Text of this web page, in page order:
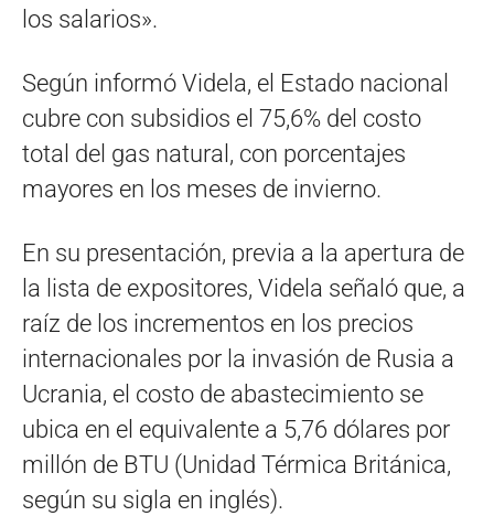
los salarios».
Según informó Videla, el Estado nacional
cubre con subsidios el 75,6% del costo
total del gas natural, con porcentajes
mayores en los meses de invierno.
En su presentación, previa a la apertura de
la lista de expositores, Videla señaló que, a
raíz de los incrementos en los precios
internacionales por la invasión de Rusia a
Ucrania, el costo de abastecimiento se
ubica en el equivalente a 5,76 dólares por
millón de BTU (Unidad Térmica Británica,
según su sigla en inglés).